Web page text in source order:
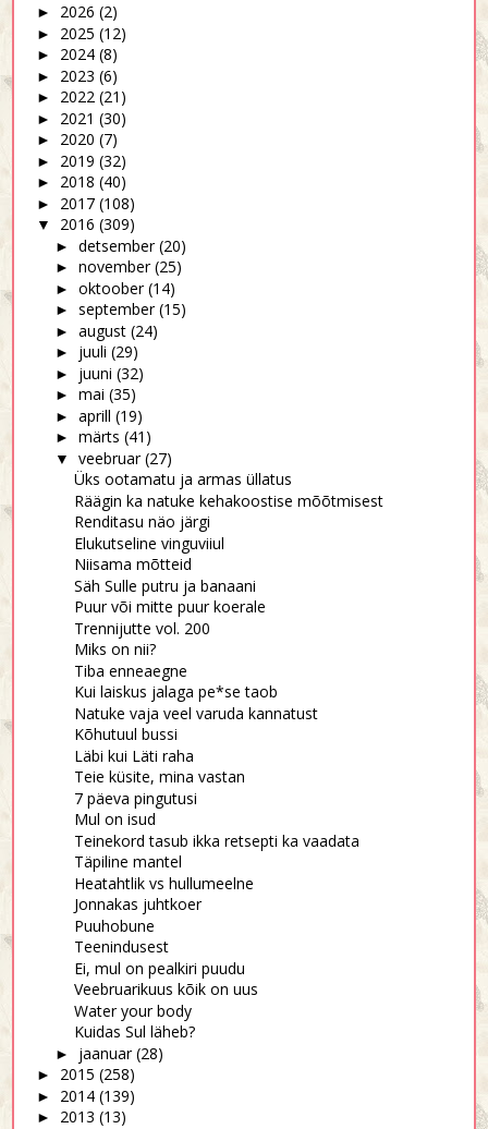
► 2026 (2)
► 2025 (12)
► 2024 (8)
► 2023 (6)
► 2022 (21)
► 2021 (30)
► 2020 (7)
► 2019 (32)
► 2018 (40)
► 2017 (108)
▼ 2016 (309)
► detsember (20)
► november (25)
► oktoober (14)
► september (15)
► august (24)
► juuli (29)
► juuni (32)
► mai (35)
► aprill (19)
► märts (41)
▼ veebruar (27)
Üks ootamatu ja armas üllatus
Räägin ka natuke kehakoostise mõõtmisest
Renditasu näo järgi
Elukutseline vinguviiul
Niisama mõtteid
Säh Sulle putru ja banaani
Puur või mitte puur koerale
Trennijutte vol. 200
Miks on nii?
Tiba enneaegne
Kui laiskus jalaga pe*se taob
Natuke vaja veel varuda kannatust
Kõhutuul bussi
Läbi kui Läti raha
Teie küsite, mina vastan
7 päeva pingutusi
Mul on isud
Teinekord tasub ikka retsepti ka vaadata
Täpiline mantel
Heatahtlik vs hullumeelne
Jonnakas juhtkoer
Puuhobune
Teenindusest
Ei, mul on pealkiri puudu
Veebruarikuus kõik on uus
Water your body
Kuidas Sul läheb?
► jaanuar (28)
► 2015 (258)
► 2014 (139)
► 2013 (13)